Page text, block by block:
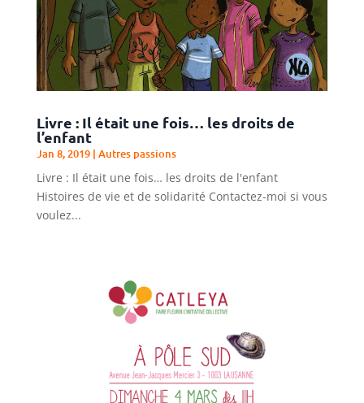
Livre : Il était une fois… les droits de
l’enfant
Jan 8, 2019| Autres passions
Livre : Il était une fois… les droits de l'enfant
Histoires de vie et de solidarité Contactez-moi si vous
voulez...